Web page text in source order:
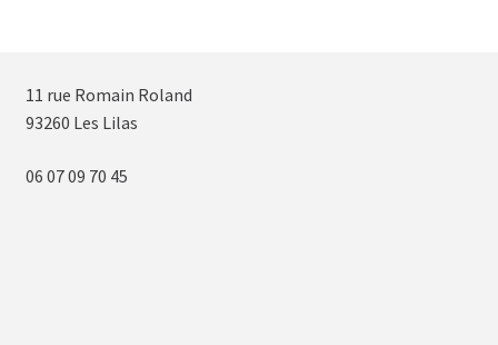
11 rue Romain Roland
93260 Les Lilas
06 07 09 70 45